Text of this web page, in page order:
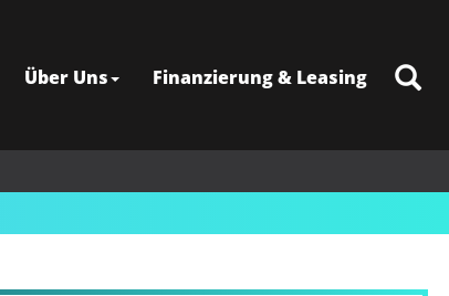
Über Uns Finanzierung & Leasing